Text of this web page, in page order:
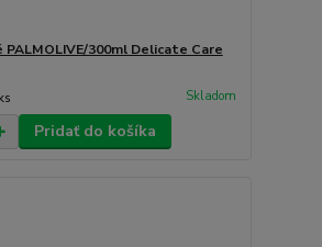
300ml Delicate Care
Skladom
Pridať do košíka